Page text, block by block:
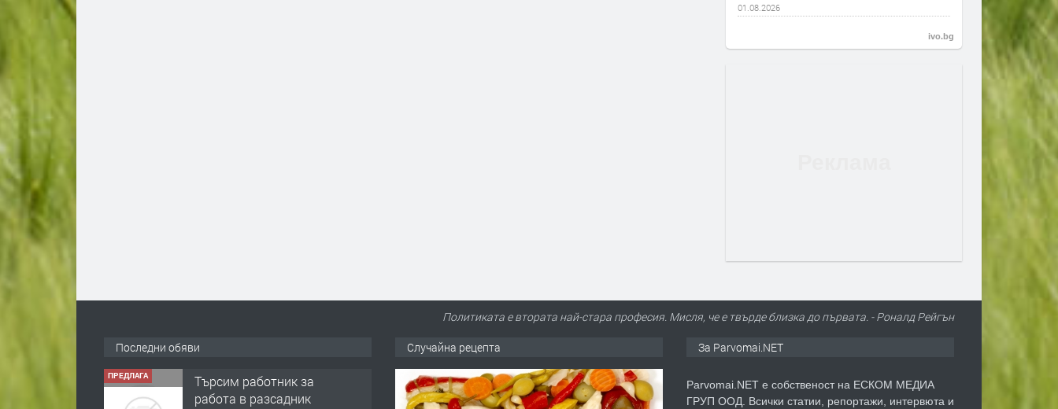
01.08.2026
ivo.bg
Политиката е втората най-стара професия. Мисля, че е твърде близка до първата. - Роналд Рейгън
Последни обяви
ПРЕДЛАГА
Търсим работник за
работа в разсадник
Случайна рецепта За Parvomai.NET
Parvomai.NET е собственост на ЕСКОМ МЕДИА
ГРУП ООД. Всички статии, репортажи, интервюта и